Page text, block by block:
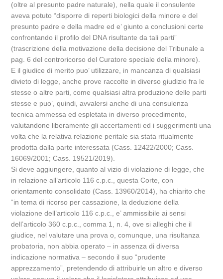
(oltre al presunto padre naturale), nella quale il consulente
aveva potuto “disporre di reperti biologici della minore e del
presunto padre e della madre ed e’ giunto a conclusioni certe
confrontando il profilo del DNA risultante da tali parti”
(trascrizione della motivazione della decisione del Tribunale a
pag. 6 del controricorso del Curatore speciale della minore).
E il giudice di merito puo’ utilizzare, in mancanza di qualsiasi
divieto di legge, anche prove raccolte in diverso giudizio fra le
stesse o altre parti, come qualsiasi altra produzione delle parti
stesse e puo’, quindi, avvalersi anche di una consulenza
tecnica ammessa ed espletata in diverso procedimento,
valutandone liberamente gli accertamenti ed i suggerimenti una
volta che la relativa relazione peritale sia stata ritualmente
prodotta dalla parte interessata (Cass. 12422/2000; Cass.
16069/2001; Cass. 19521/2019).
Si deve aggiungere, quanto al vizio di violazione di legge, che
in relazione all’articolo 116 c.p.c., questa Corte, con
orientamento consolidato (Cass. 13960/2014), ha chiarito che
“in tema di ricorso per cassazione, la deduzione della
violazione dell’articolo 116 c.p.c., e’ ammissibile ai sensi
dell’articolo 360 c.p.c., comma 1, n. 4, ove si alleghi che il
giudice, nel valutare una prova o, comunque, una risultanza
probatoria, non abbia operato – in assenza di diversa
indicazione normativa – secondo il suo “prudente
apprezzamento”, pretendendo di attribuirle un altro e diverso